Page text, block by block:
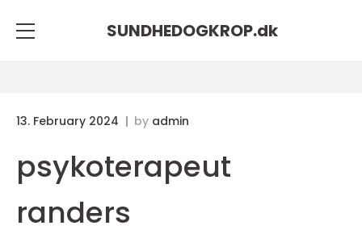
SUNDHEDOGKROP.dk
13. February 2024 by admin
psykoterapeut
randers